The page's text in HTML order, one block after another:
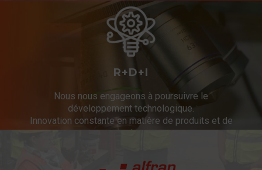
R+D+I
Nous nous engageons à poursuivre le
développement technologique.
Innovation constante en matière de produits et de
services.